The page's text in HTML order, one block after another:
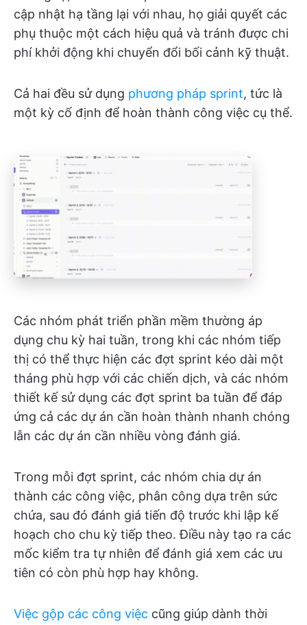
cập nhật hạ tầng lại với nhau, họ giải quyết các
phụ thuộc một cách hiệu quả và tránh được chi
phí khởi động khi chuyển đổi bối cảnh kỹ thuật.
Cả hai đều sử dụng phương pháp sprint, tức là
một kỳ cố định để hoàn thành công việc cụ thể.
Các nhóm phát triển phần mềm thường áp
dụng chu kỳ hai tuần, trong khi các nhóm tiếp
thị có thể thực hiện các đợt sprint kéo dài một
tháng phù hợp với các chiến dịch, và các nhóm
thiết kế sử dụng các đợt sprint ba tuần để đáp
ứng cả các dự án cần hoàn thành nhanh chóng
lẫn các dự án cần nhiều vòng đánh giá.
Trong mỗi đợt sprint, các nhóm chia dự án
thành các công việc, phân công dựa trên sức
chứa, sau đó đánh giá tiến độ trước khi lập kế
hoạch cho chu kỳ tiếp theo. Điều này tạo ra các
mốc kiểm tra tự nhiên để đánh giá xem các ưu
tiên có còn phù hợp hay không.
Việc gộp các công việc cũng giúp dành thời